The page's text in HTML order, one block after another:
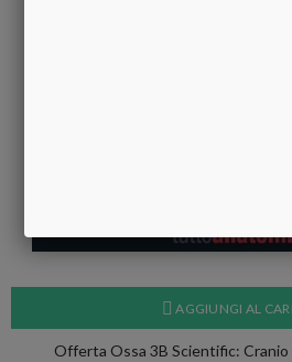
AGGIUNGI AL
Offerta Ossa 3B Scientific: